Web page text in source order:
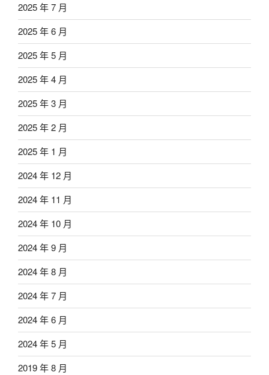
2025 年 7 月
2025 年 6 月
2025 年 5 月
2025 年 4 月
2025 年 3 月
2025 年 2 月
2025 年 1 月
2024 年 12 月
2024 年 11 月
2024 年 10 月
2024 年 9 月
2024 年 8 月
2024 年 7 月
2024 年 6 月
2024 年 5 月
2019 年 8 月